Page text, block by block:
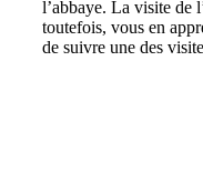
l’abbaye. La visite de
toutefois, vous en
de suivre une des